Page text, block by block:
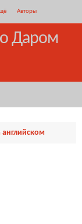
Авторы
Даром